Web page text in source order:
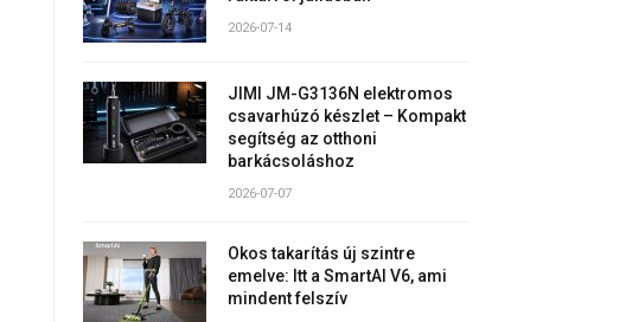
2026-07-14
JIMI JM-G3136N elektromos
csavarhúzó készlet – Kompakt
segítség az otthoni
barkácsoláshoz
2026-07-07
Okos takarítás új szintre
emelve: Itt a SmartAI V6, ami
mindent felszív